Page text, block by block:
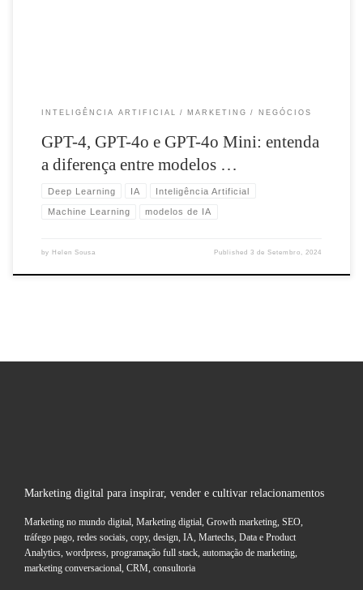
INTELIGÊNCIA ARTIFICIAL MARKETING NEGÓCIOS
GPT-4, GPT-4o e GPT-4o Mini: entenda
a diferença entre modelos …
Deep Learning IA Inteligência Artificial
Machine Learning modelos de IA
by Helen Sousa Published3 de Setembro, 2024
Marketing digital para inspirar, vender e cultivar relacionamentos
Marketing no mundo digital, Marketing digtial, Growth marketing, SEO,
tráfego pago, redes sociais, copy, design, IA, Martechs, Data e Product
Analytics, wordpress, programação full stack, automação de marketing,
marketing conversacional, CRM, consultoria